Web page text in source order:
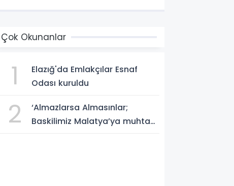
Çok Okunanlar
1
Elazığ'da Emlakçılar Esnaf
Odası kuruldu
2
‘Almazlarsa Almasınlar;
Baskilimiz Malatya’ya muhtaç